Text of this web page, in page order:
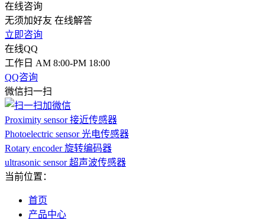
在线咨询
无须加好友 在线解答
立即咨询
在线QQ
工作日 AM 8:00-PM 18:00
QQ咨询
微信扫一扫
Proximity sensor 接近传感器
Photoelectric sensor 光电传感器
Rotary encoder 旋转编码器
ultrasonic sensor 超声波传感器
当前位置：
首页
产品中心